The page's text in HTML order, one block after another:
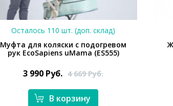
Осталось 110 шт. (доп. склад)
Муфта для коляски с подогревом
рук EcoSapiens uMama (ES555)
3 990 Руб. 4 669Руб.
В корзину